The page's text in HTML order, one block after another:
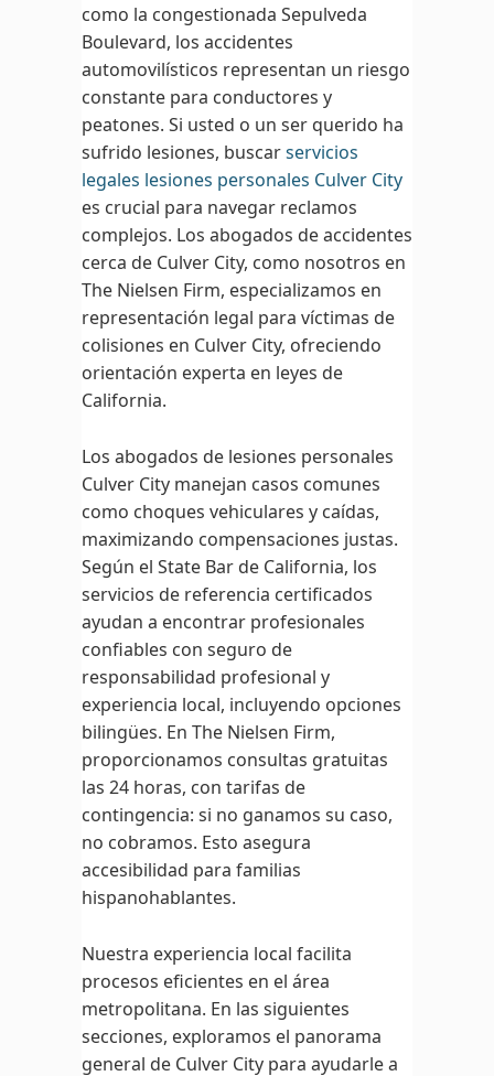
como la congestionada Sepulveda
Boulevard, los accidentes
automovilísticos representan un riesgo
constante para conductores y
peatones. Si usted o un ser querido ha
sufrido lesiones, buscarservicios
legales lesiones personales Culver City
es crucial para navegar reclamos
complejos. Los abogados de accidentes
cerca de Culver City, como nosotros en
The Nielsen Firm, especializamos en
representación legal para víctimas de
colisiones en Culver City, ofreciendo
orientación experta en leyes de
California.
Los abogados de lesiones personales
Culver City manejan casos comunes
como choques vehiculares y caídas,
maximizando compensaciones justas.
Según el State Bar de California, los
servicios de referencia certificados
ayudan a encontrar profesionales
confiables con seguro de
responsabilidad profesional y
experiencia local, incluyendo opciones
bilingües. En The Nielsen Firm,
proporcionamos consultas gratuitas
las 24 horas, con tarifas de
contingencia: si no ganamos su caso,
no cobramos. Esto asegura
accesibilidad para familias
hispanohablantes.
Nuestra experiencia local facilita
procesos eficientes en el área
metropolitana. En las siguientes
secciones, exploramos el panorama
general de Culver City para ayudarle a